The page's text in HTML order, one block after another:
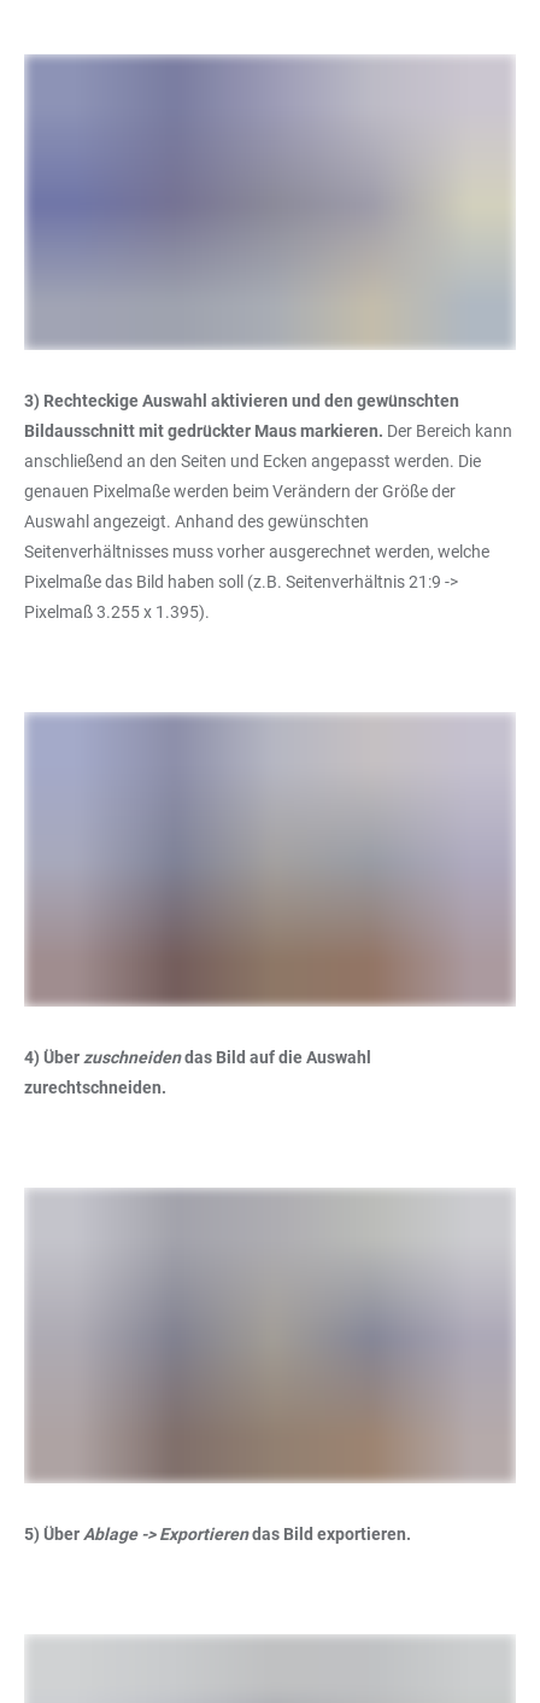
3) Rechteckige Auswahl aktivieren und den gewünschten
Bildausschnitt mit gedrückter Maus markieren. Der Bereich kann
anschließend an den Seiten und Ecken angepasst werden. Die
genauen Pixelmaße werden beim Verändern der Größe der
Auswahl angezeigt. Anhand des gewünschten
Seitenverhältnisses muss vorher ausgerechnet werden, welche
Pixelmaße das Bild haben soll (z.B. Seitenverhältnis 21:9 ->
Pixelmaß 3.255 x 1.395).
4) Überzuschneidendas Bild auf die Auswahl
zurechtschneiden.
5) Über Ablage -> Exportierendas Bild exportieren.